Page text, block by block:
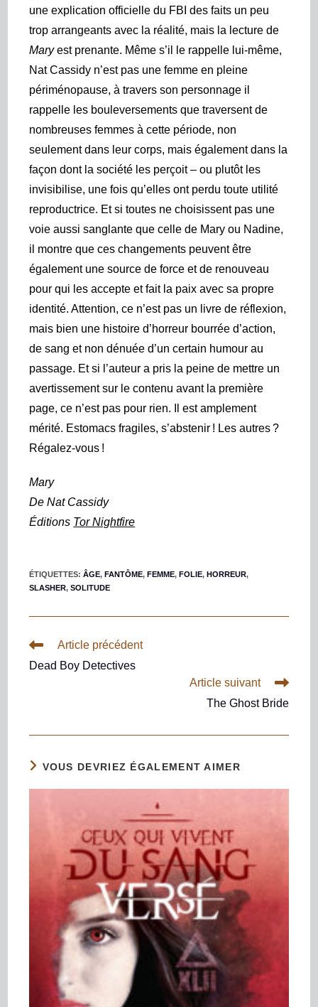
une explication officielle du FBI des faits un peu
trop arrangeants avec la réalité, mais la lecture de
Maryest prenante. Même s’il le rappelle lui-même,
Nat Cassidy n’est pas une femme en pleine
périménopause, à travers son personnage il
rappelle les bouleversementsque traversent de
nombreuses femmes à cette période, non
seulement dans leur corps, mais également dans la
façon dont la société les perçoit – ou plutôt les
invisibilise, une fois qu’elles ont perdu toute utilité
reproductrice. Et si toutes ne choisissent pas une
voie aussi sanglante que celle de Mary ou Nadine,
il montre que ces changements peuvent être
également une source de force et de renouveau
pour qui les accepte et fait la paix avec sa propre
identité. Attention, ce n’est pas un livre de réflexion,
mais bien une histoire d’horreur bourrée d’action,
de sang et non dénuée d’un certain humour au
passage. Et si l’auteur a pris la peine de mettre un
avertissement sur le contenu avant la première
page, ce n’est pas pour rien. Il est amplement
mérité. Estomacs fragiles, s’abstenir ! Les autres ?
Régalez-vous !
Mary
DeNat Cassidy
Éditions Tor Nightfire
ÉTIQUETTES:ÂGE, FANTÔME, FEMME, FOLIE, HORREUR,
SLASHER, SOLITUDE
Article précédent
Dead Boy Detectives
Article suivant
The Ghost Bride
VOUS DEVRIEZ ÉGALEMENT AIMER